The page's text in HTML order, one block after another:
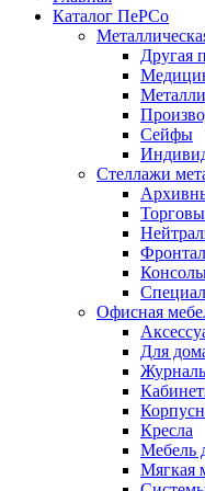
Каталог ПеРСо
Другая
Сейфы
Стеллажи
Офисная
Для
Кресла
Мебель
Мягкая